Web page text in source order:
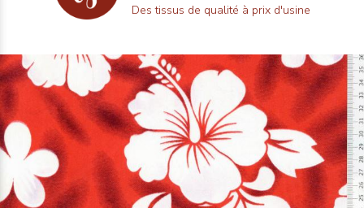
Des tissus de qualité à prix d'usine